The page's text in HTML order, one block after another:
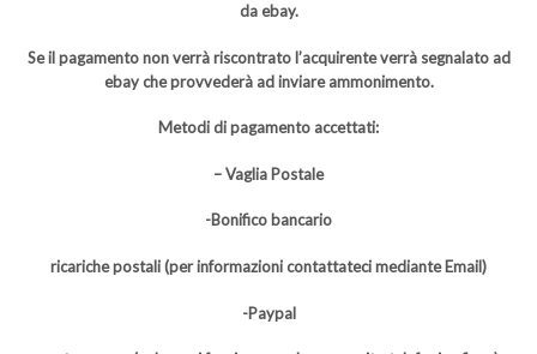
da ebay.
Se il pagamento non verrà riscontrato l’acquirente verrà segnalato ad
ebay che provvederà ad inviare ammonimento.
Metodi di pagamento accettati:
– Vaglia Postale
-Bonifico bancario
ricariche postali (per informazioni contattateci mediante Email)
-Paypal